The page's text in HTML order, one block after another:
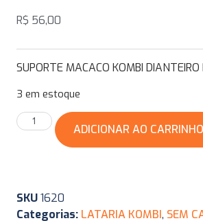
R$ 56,00
SUPORTE MACACO KOMBI DIANTEIRO
3 em estoque
ADICIONAR AO CARRINHO
SKU1620
Categorias: LATARIA KOMBI, SEM